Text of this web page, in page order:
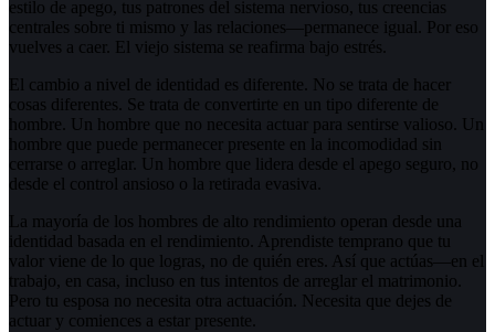
estilo de apego, tus patrones del sistema nervioso, tus creencias
centrales sobre ti mismo y las relaciones—permanece igual. Por eso
vuelves a caer. El viejo sistema se reafirma bajo estrés.
El cambio a nivel de identidad es diferente. No se trata de hacer
cosas diferentes. Se trata de convertirte en un tipo diferente de
hombre. Un hombre que no necesita actuar para sentirse valioso. Un
hombre que puede permanecer presente en la incomodidad sin
cerrarse o arreglar. Un hombre que lidera desde el apego seguro, no
desde el control ansioso o la retirada evasiva.
La mayoría de los hombres de alto rendimiento operan desde una
identidad basada en el rendimiento. Aprendiste temprano que tu
valor viene de lo que logras, no de quién eres. Así que actúas—en el
trabajo, en casa, incluso en tus intentos de arreglar el matrimonio.
Pero tu esposa no necesita otra actuación. Necesita que dejes de
actuar y comiences a estar presente.